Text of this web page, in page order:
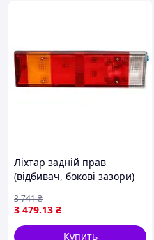
Ліхтар задній прав
(відбивач, бокові зазори)
2000 M, TGA RVI MAGNUM,
PREMIUM
3 479.13 ₴
3 741₴
Купить